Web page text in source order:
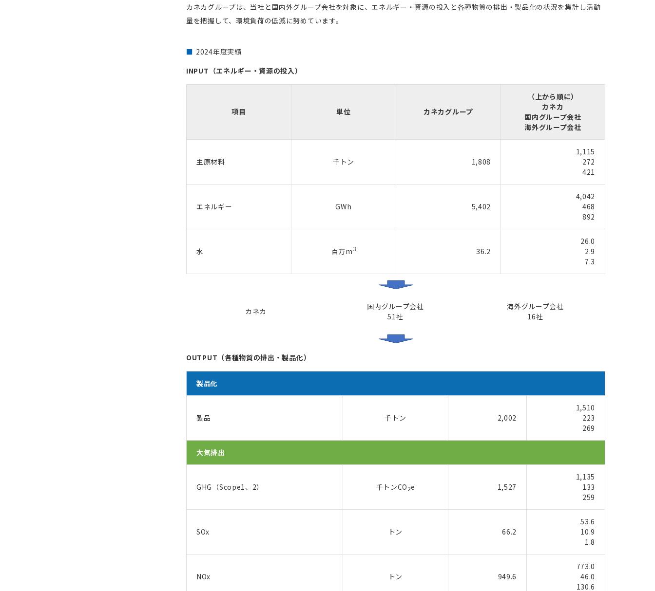
カネカグループは、当社と国内外グループ会社を対象に、エネルギー・資源の投入と各種物質の排出・製品化の状況を集計し活動
量を把握して、環境負荷の低減に努めています。
2024年度実績
INPUT（エネルギー・資源の投入）
項目 単位 カネカグループ
（上から順に）
カネカ
国内グループ会社
海外グループ会社
主原材料 千トン 1,808
1,115
272
421
エネルギー GWh 5,402
4,042
468
892
水 百万m3 36.2
26.0
2.9
7.3
カネカ
国内グループ会社
51社
海外グループ会社
16社
OUTPUT（各種物質の排出・製品化）
製品化
製品 千トン 2,002
1,510
223
269
大気排出
GHG（Scope1、2） 千トンCO2e 1,527
1,135
133
259
SOx トン 66.2
53.6
10.9
1.8
NOx トン 949.6
773.0
46.0
130.6